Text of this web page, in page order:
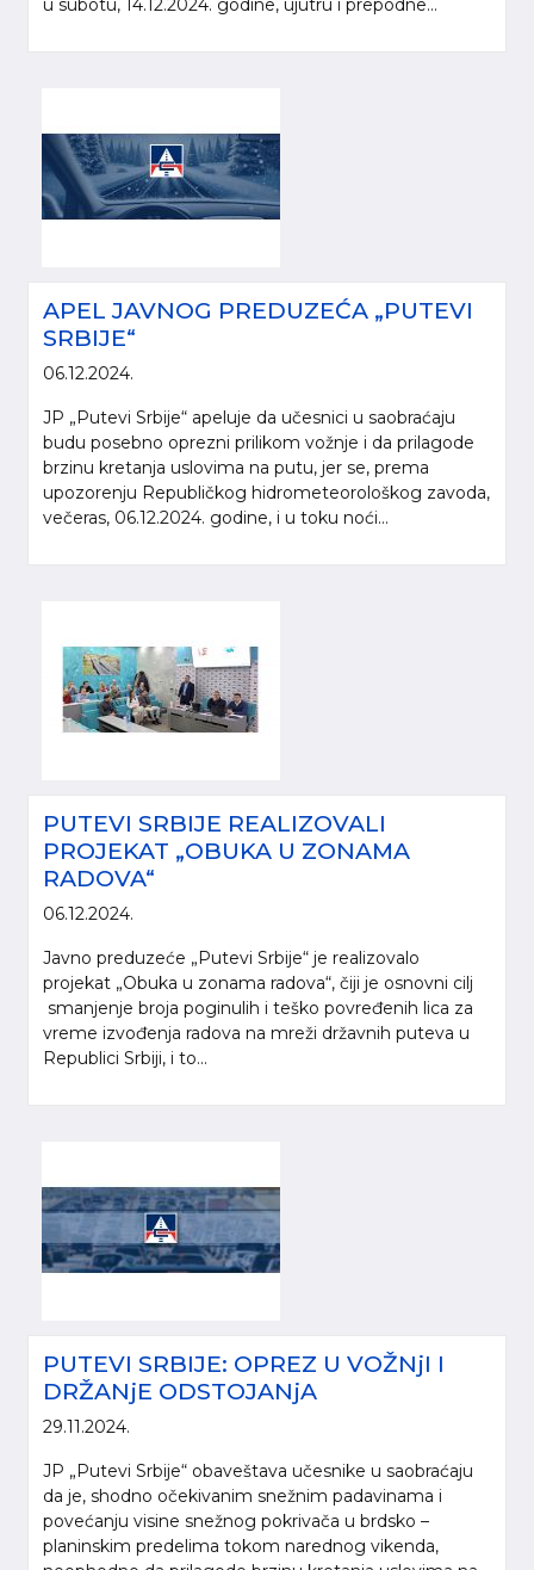
u subotu, 14.12.2024. godine, ujutru i prepodne...
APEL JAVNOG PREDUZEĆA „PUTEVI
SRBIJE“
06.12.2024.
JP „Putevi Srbije“ apeluje da učesnici u saobraćaju
budu posebno oprezni prilikom vožnje i da prilagode
brzinu kretanja uslovima na putu, jer se, prema
upozorenju Republičkog hidrometeorološkog zavoda,
večeras, 06.12.2024. godine, i u toku noći...
PUTEVI SRBIJE REALIZOVALI
PROJEKAT „OBUKA U ZONAMA
RADOVA“
06.12.2024.
Javno preduzeće „Putevi Srbije“ je realizovalo
projekat „Obuka u zonama radova“, čiji je osnovni cilj
smanjenje broja poginulih i teško povređenih lica za
vreme izvođenja radova na mreži državnih puteva u
Republici Srbiji, i to...
PUTEVI SRBIJE: OPREZ U VOŽNjI I
DRŽANjE ODSTOJANjA
29.11.2024.
JP „Putevi Srbije“ obaveštava učesnike u saobraćaju
da je, shodno očekivanim snežnim padavinama i
povećanju visine snežnog pokrivača u brdsko –
planinskim predelima tokom narednog vikenda,